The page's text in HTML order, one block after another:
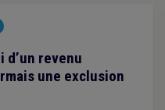
d’un revenu
une exclusion